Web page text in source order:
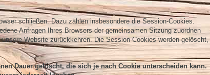
schließen. Dazu zählen insbesondere die Session-Cookies.
Anfragen Ihres Browsers der gemeinsamen Sitzung zuordnen
Website zurückkehren. Die Session-Cookies werden gelöscht,
Dauer gelöscht, die sich je nach Cookie unterscheiden kann.